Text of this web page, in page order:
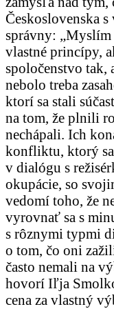
Československa
správny: „Myslím
vlastné princípy,
spoločenstvo tak,
nebolo treba
ktorí sa stali
na tom, že plnili
nechápali. Ich
konfliktu, ktorý
v dialógu s
okupácie, so
vedomí toho, že
vyrovnať sa s
s rôznymi typmi
o tom, čo oni
často nemali na
hovorí Iľja
cena za vlastný